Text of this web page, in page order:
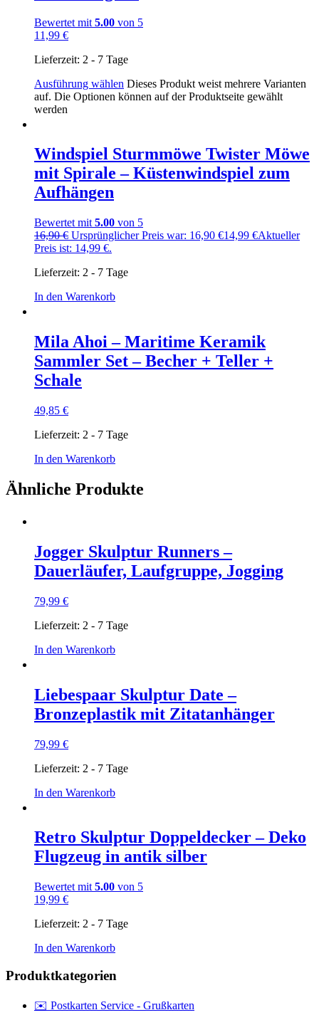
Bewertet mit 5.00 von 5
11,99 €
Lieferzeit: 2 - 7 Tage
Ausführung wählen Dieses Produkt weist mehrere Varianten
auf. Die Optionen können auf der Produktseite gewählt
werden
Windspiel Sturmmöwe Twister Möwe
mit Spirale – Küstenwindspiel zum
Aufhängen
Bewertet mit 5.00 von 5
16,90€ Ursprünglicher Preis war: 16,90 €14,99 €Aktueller
Preis ist: 14,99 €.
Lieferzeit: 2 - 7 Tage
In den Warenkorb
Mila Ahoi – Maritime Keramik
Sammler Set – Becher + Teller +
Schale
49,85 €
Lieferzeit: 2 - 7 Tage
In den Warenkorb
Ähnliche Produkte
Jogger Skulptur Runners –
Dauerläufer, Laufgruppe, Jogging
79,99 €
Lieferzeit: 2 - 7 Tage
In den Warenkorb
Liebespaar Skulptur Date –
Bronzeplastik mit Zitatanhänger
79,99 €
Lieferzeit: 2 - 7 Tage
In den Warenkorb
Retro Skulptur Doppeldecker – Deko
Flugzeug in antik silber
Bewertet mit 5.00 von 5
19,99 €
Lieferzeit: 2 - 7 Tage
In den Warenkorb
Produktkategorien
✉️ Postkarten Service - Grußkarten